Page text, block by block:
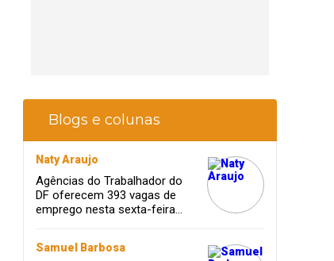
Blogs e colunas
Naty Araujo
Agências do Trabalhador do
DF oferecem 393 vagas de
emprego nesta sexta-feira
Samuel Barbosa